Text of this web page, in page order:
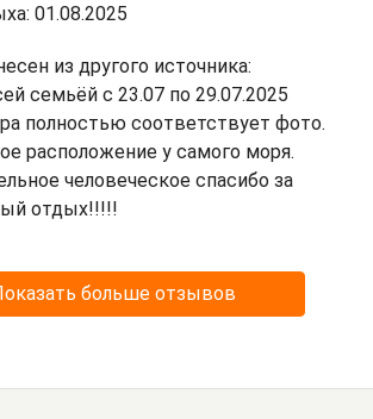
01.08.2025
из другого источника:
семьёй с 23.07 по 29.07.2025
полностью соответствует фото.
расположение у самого моря.
человеческое спасибо за
отдых!!!!!
больше отзывов